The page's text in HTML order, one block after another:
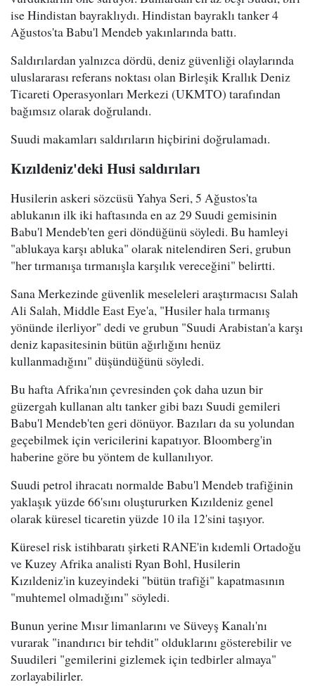
ise Hindistan bayraklıydı. Hindistan bayraklı tanker 4
Ağustos'ta Babu'l Mendeb yakınlarında battı.
Saldırılardan yalnızca dördü, deniz güvenliği olaylarında
uluslararası referans noktası olan Birleşik Krallık Deniz
Ticareti Operasyonları Merkezi (UKMTO) tarafından
bağımsız olarak doğrulandı.
Suudi makamları saldırıların hiçbirini doğrulamadı.
Kızıldeniz'deki Husi saldırıları
Husilerin askeri sözcüsü Yahya Seri, 5 Ağustos'ta
ablukanın ilk iki haftasında en az 29 Suudi gemisinin
Babu'l Mendeb'ten geri döndüğünü söyledi. Bu hamleyi
"ablukaya karşı abluka" olarak nitelendiren Seri, grubun
"her tırmanışa tırmanışla karşılık vereceğini" belirtti.
Sana Merkezinde güvenlik meseleleri araştırmacısı Salah
Ali Salah, Middle East Eye'a, "Husiler hala tırmanış
yönünde ilerliyor" dedi ve grubun "Suudi Arabistan'a karşı
deniz kapasitesinin bütün ağırlığını henüz
kullanmadığını" düşündüğünü söyledi.
Bu hafta Afrika'nın çevresinden çok daha uzun bir
güzergah kullanan altı tanker gibi bazı Suudi gemileri
Babu'l Mendeb'ten geri dönüyor. Bazıları da su yolundan
geçebilmek için vericilerini kapatıyor. Bloomberg'in
haberine göre bu yöntem de kullanılıyor.
Suudi petrol ihracatı normalde Babu'l Mendeb trafiğinin
yaklaşık yüzde 66'sını oluştururken Kızıldeniz genel
olarak küresel ticaretin yüzde 10 ila 12'sini taşıyor.
Küresel risk istihbaratı şirketi RANE'in kıdemli Ortadoğu
ve Kuzey Afrika analisti Ryan Bohl, Husilerin
Kızıldeniz'in kuzeyindeki "bütün trafiği" kapatmasının
"muhtemel olmadığını" söyledi.
Bunun yerine Mısır limanlarını ve Süveyş Kanalı'nı
vurarak "inandırıcı bir tehdit" olduklarını gösterebilir ve
Suudileri "gemilerini gizlemek için tedbirler almaya"
zorlayabilirler.